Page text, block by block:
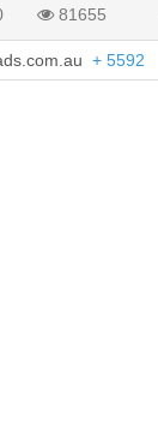
81655
+ 5592